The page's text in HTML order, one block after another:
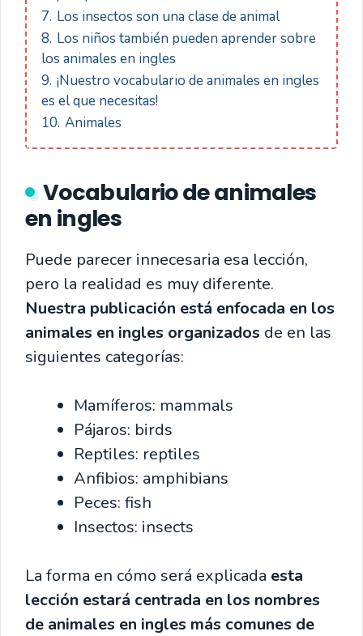
7. Los insectos son una clase de animal
8. Los niños también pueden aprender sobre
los animales en ingles
9. ¡Nuestro vocabulario de animales en ingles
es el que necesitas!
10. Animales
Vocabulario de animales
en ingles
Puede parecer innecesaria esa lección,
pero la realidad es muy diferente.
Nuestra publicación está enfocada en los
animales en ingles organizados de en las
siguientes categorías:
Mamíferos: mammals
Pájaros: birds
Reptiles: reptiles
Anfibios: amphibians
Peces: fish
Insectos: insects
La forma en cómo será explicada esta
lección estará centrada en los nombres
de animales en ingles más comunes de